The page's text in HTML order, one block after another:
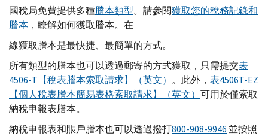
國稅局免費提供多種謄本類型。請參閱獲取您的稅務記錄和
謄本 ，瞭解如何獲取謄本。在
線獲取謄本是最快捷、最簡單的方式。
所有類型的謄本也可以透過郵寄的方式獲取，只需提交表
4506-T 【稅表謄本索取請求】（英文） 。此外， 表4506T-EZ
【個人稅表謄本簡易表格索取請求】（英文） 可用於僅索取
納稅申報表謄本。
納稅申報表和賬戶謄本也可以透過撥打800-908-9946 並按照